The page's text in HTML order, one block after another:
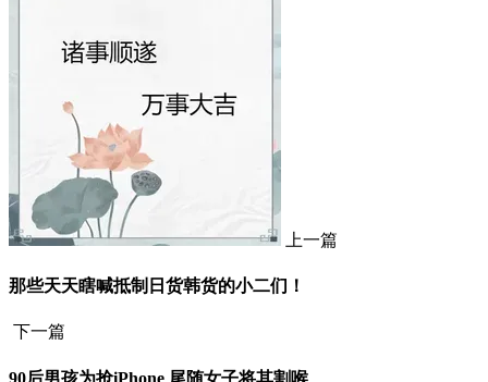
上一篇
那些天天瞎喊抵制日货韩货的小二们！
下一篇
90后男孩为抢iPhone 尾随女子将其割喉